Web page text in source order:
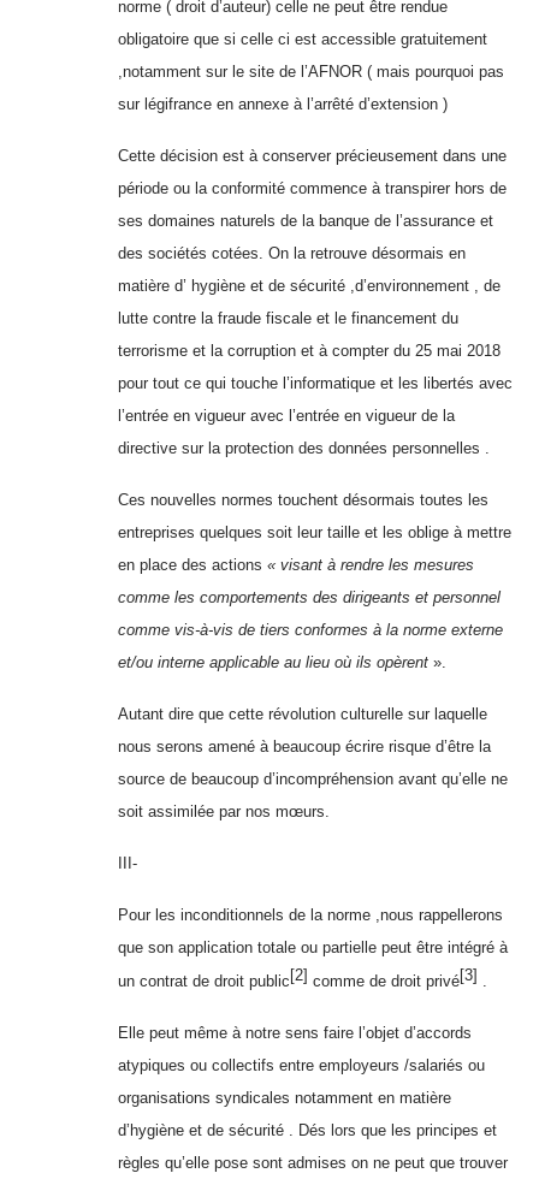
norme ( droit d’auteur) celle ne peut être rendue
obligatoire que si celle ci est accessible gratuitement
,notamment sur le site de l’AFNOR ( mais pourquoi pas
sur légifrance en annexe à l’arrêté d’extension )
Cette décision est à conserver précieusement dans une
période ou la conformité commence à transpirer hors de
ses domaines naturels de la banque de l’assurance et
des sociétés cotées. On la retrouve désormais en
matière d’ hygiène et de sécurité ,d’environnement , de
lutte contre la fraude fiscale et le financement du
terrorisme et la corruption et à compter du 25 mai 2018
pour tout ce qui touche l’informatique et les libertés avec
l’entrée en vigueur avec l’entrée en vigueur de la
directive sur la protection des données personnelles .
Ces nouvelles normes touchent désormais toutes les
entreprises quelques soit leur taille et les oblige à mettre
en place des actions « visant à rendre les mesures
comme les comportements des dirigeants et personnel
comme vis-à-vis de tiers conformes à la norme externe
et/ou interne applicable au lieu où ils opèrent ».
Autant dire que cette révolution culturelle sur laquelle
nous serons amené à beaucoup écrire risque d’être la
source de beaucoup d’incompréhension avant qu’elle ne
soit assimilée par nos mœurs.
III-
Pour les inconditionnels de la norme ,nous rappellerons
que son application totale ou partielle peut être intégré à
un contrat de droit public[2] comme de droit privé[3] .
Elle peut même à notre sens faire l’objet d’accords
atypiques ou collectifs entre employeurs /salariés ou
organisations syndicales notamment en matière
d’hygiène et de sécurité . Dés lors que les principes et
règles qu’elle pose sont admises on ne peut que trouver